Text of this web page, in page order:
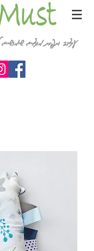
עיצוב ותפירת מוצרים שימושיים לנשים, ילדים ותינוקות